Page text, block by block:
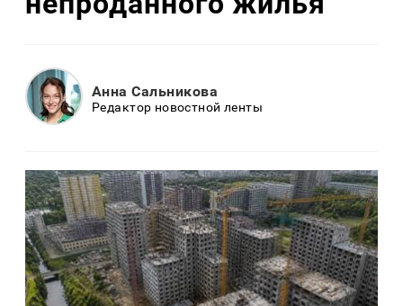
Анна Сальникова
Редактор новостной ленты